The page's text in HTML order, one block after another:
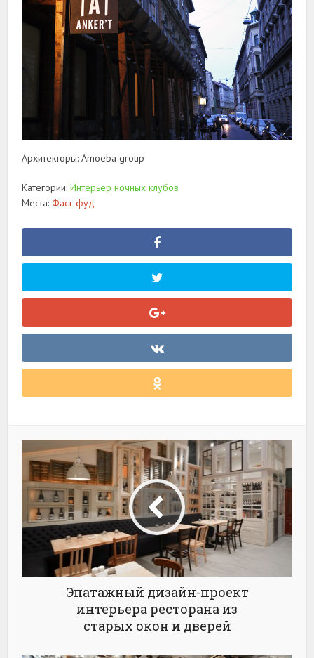
Архитекторы: Аmoeba group
Категории:Интерьер ночных клубов
Места:Фаст-фуд
Эпатажный дизайн-проект
интерьера ресторана из
старых окон и дверей